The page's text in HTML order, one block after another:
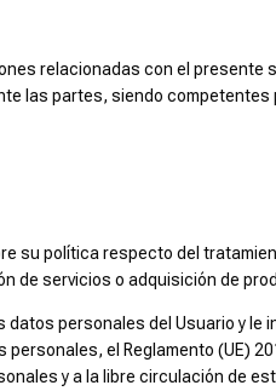
relacionadas con el
las partes, siendo
su política respecto del
de servicios o adquisición de
datos personales del Usuario y
el Reglamento (UE)
y a la libre circulación de